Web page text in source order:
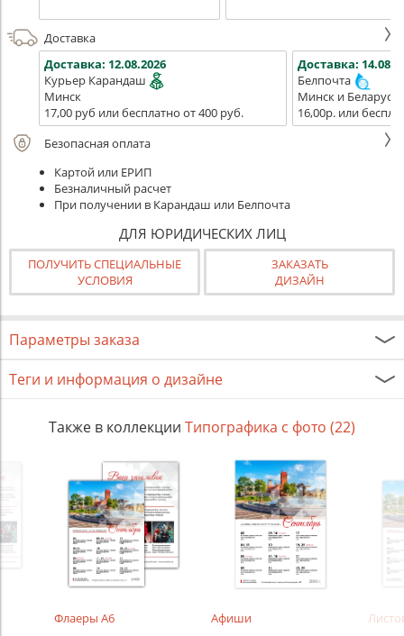
Доставка
Доставка: 12.08.2026
Курьер Карандаш
Минск
17,00 руб или бесплатно от 400 руб.
Доставка:
Белпочта
Минск и Беларусь
16,00р. или
Безопасная оплата
Картой или ЕРИП
Безналичный расчет
При получении в Карандаш или Белпочта
ДЛЯ ЮРИДИЧЕСКИХ ЛИЦ
ПОЛУЧИТЬ СПЕЦИАЛЬНЫЕ
УСЛОВИЯ
ЗАКАЗАТЬ
ДИЗАЙН
Параметры заказа
Теги и информация о дизайне
Также в коллекции Типографика с фото (22)
Флаеры А6 Афиши